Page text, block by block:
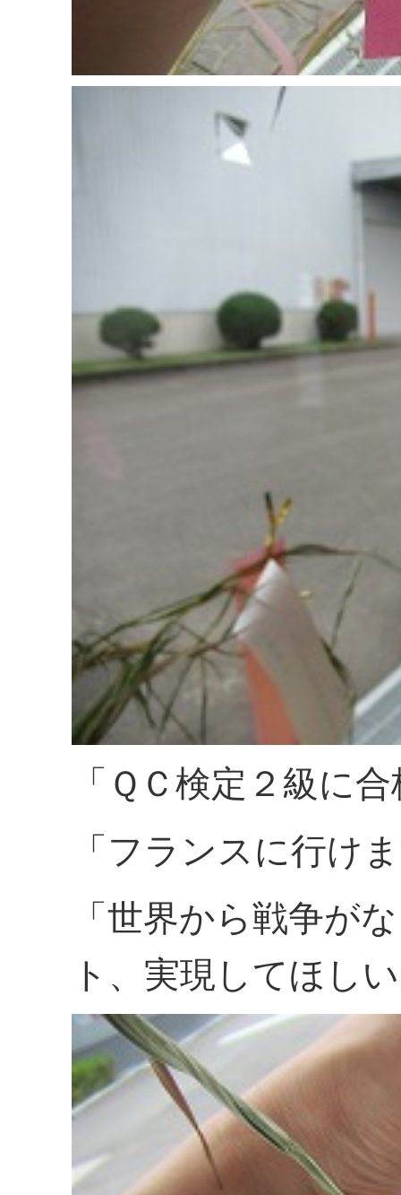
「ＱＣ検定２級に
「フランスに行け
「世界から戦争が
ト、実現してほし